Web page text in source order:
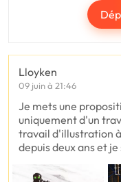
Lloyken
09 juin à 21:46
Je mets une
uniquement d'un
travail d'illustration
depuis deux ans et je